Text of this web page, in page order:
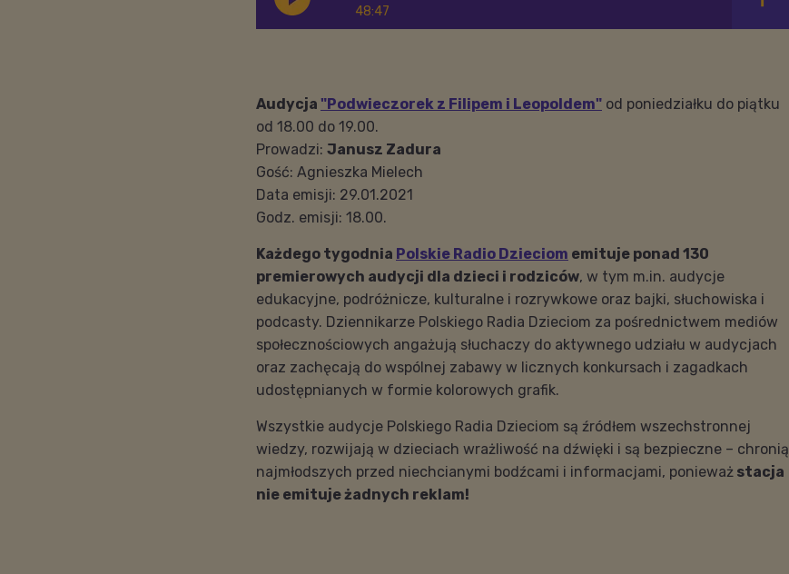
48:47
Audycja "Podwieczorek z Filipem i Leopoldem" od poniedziałku do piątku
od 18.00 do 19.00.
Prowadzi: Janusz Zadura
Gość: Agnieszka Mielech
Data emisji: 29.01.2021
Godz. emisji: 18.00.
Każdego tygodnia Polskie Radio Dzieciom emituje ponad 130
premierowych audycji dla dzieci i rodziców, w tym m.in. audycje
edukacyjne, podróżnicze, kulturalne i rozrywkowe oraz bajki, słuchowiska i
podcasty. Dziennikarze Polskiego Radia Dzieciom za pośrednictwem mediów
społecznościowych angażują słuchaczy do aktywnego udziału w audycjach
oraz zachęcają do wspólnej zabawy w licznych konkursach i zagadkach
udostępnianych w formie kolorowych grafik.
Wszystkie audycje Polskiego Radia Dzieciom są źródłem wszechstronnej
wiedzy, rozwijają w dzieciach wrażliwość na dźwięki i są bezpieczne – chronią
najmłodszych przed niechcianymi bodźcami i informacjami, ponieważ stacja
nie emituje żadnych reklam!